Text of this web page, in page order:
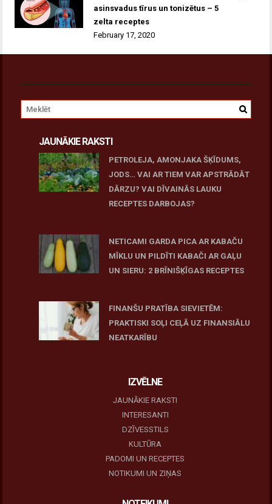
asinsvadus tīrus un tonizētus – 5
zelta receptes
February 17, 2020
JAUNĀKIE RAKSTI
PETROLEJA, AMONJAKA ŠĶĪDUMS,
JODS… VAI AR TIEM VAR APSTRĀDĀT
DĀRZU? VAI DĪVAINĀS LAUKU
RECEPTES DARBOJAS?
NETICAMI GARDA PICA AR KABAČU
MĪKLU UN PILDĪTI KABAČI AR GAĻU
UN SIERU: 2 BRĪNIŠĶĪGAS RECEPTES
FINANŠU PRATĪBA SIEVIETĒM:
PRAKTISKI SOĻI CEĻĀ UZ FINANSIĀLU
NEATKARĪBU
IZVĒLNE
JAUNĀKIE RAKSTI
INTERESANTI
DZĪVESSTILS
KULTŪRA
PADOMI UN RECEPTES
NOTIKUMI UN ZIŅAS